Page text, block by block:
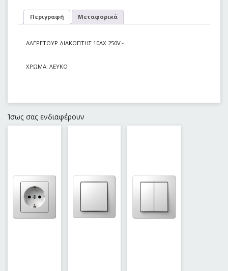
Περιγραφή Μεταφορικά
ΑΛΕΡΕΤΟΥΡ ΔΙΑΚΟΠΤΗΣ 10AX 250V~
ΧΡΩΜΑ: ΛΕΥΚΟ
Ίσως σας ενδιαφέρουν